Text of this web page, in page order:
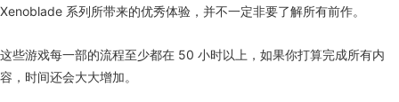
Xenoblade 系列所带来的优秀体验，并不一定非要了解所有前作。
这些游戏每一部的流程至少都在 50 小时以上，如果你打算完成所有内
容，时间还会大大增加。